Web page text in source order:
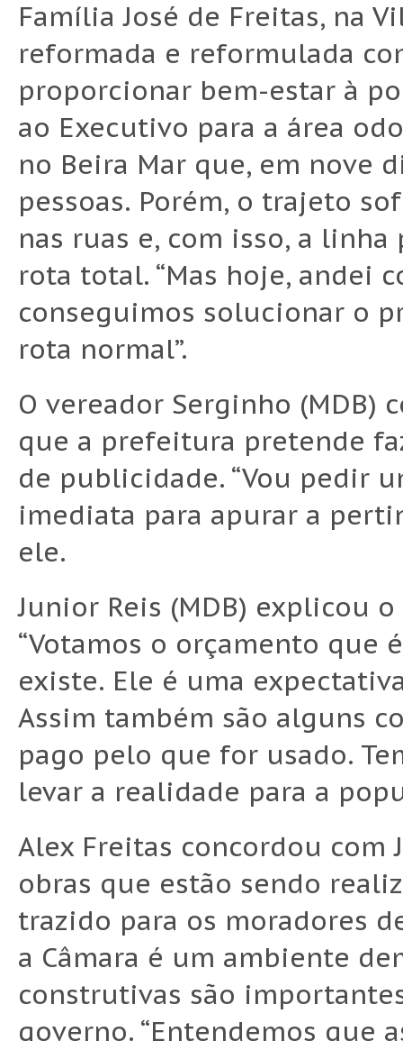
Família José de Freitas, na
reformada e reformulada
proporcionar bem-estar à
ao Executivo para a área
no Beira Mar que, em nove
pessoas. Porém, o trajeto
nas ruas e, com isso, a
rota total. “Mas hoje, andei
conseguimos solucionar o
rota normal”.
O vereador Serginho
que a prefeitura pretende
de publicidade. “Vou pedir
imediata para apurar a
ele.
Junior Reis (MDB) explicou
“Votamos o orçamento que
existe. Ele é uma
Assim também são alguns
pago pelo que for usado.
levar a realidade para a
Alex Freitas concordou com
obras que estão sendo
trazido para os moradores
a Câmara é um ambiente
construtivas são
governo. “Entendemos que